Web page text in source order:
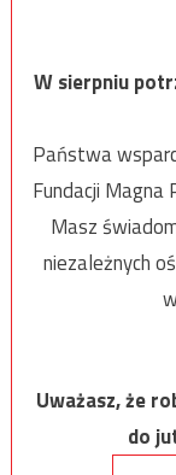
W sierpniu
Państwa
Fundacji Magna
Masz
niezależnych
Uważasz, że
do